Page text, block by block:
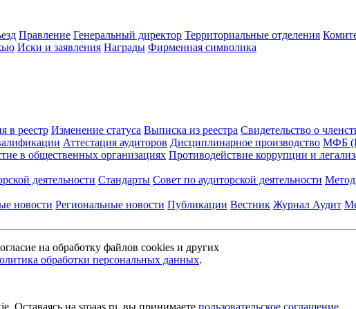
Правление Генеральный директор Территориальные отделения
Иски и заявления Награды Фирменная символика
в реестр Изменение статуса Выписка из реестра Свидетельство о
Аттестация аудиторов Дисциплинарное производство МФБ
в общественных организациях Противодействие коррупции и
деятельности Стандарты Совет по аудиторской деятельности
новости Региональные новости Публикации Вестник Журнал Аудит
на обработку файлов cookies и других
обработки персональных данных.